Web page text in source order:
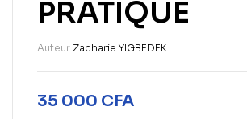
PRATIQUE
Auteur:Zacharie YIGBEDEK
35 000 CFA